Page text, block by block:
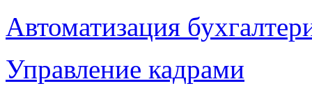
Автоматизация
Управление кадрами